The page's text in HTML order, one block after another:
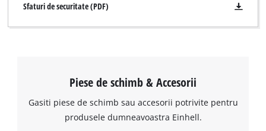
Sfaturi de securitate (PDF)
Piese de schimb & Accesorii
Gasiti piese de schimb sau accesorii potrivite pentru
produsele dumneavoastra Einhell.